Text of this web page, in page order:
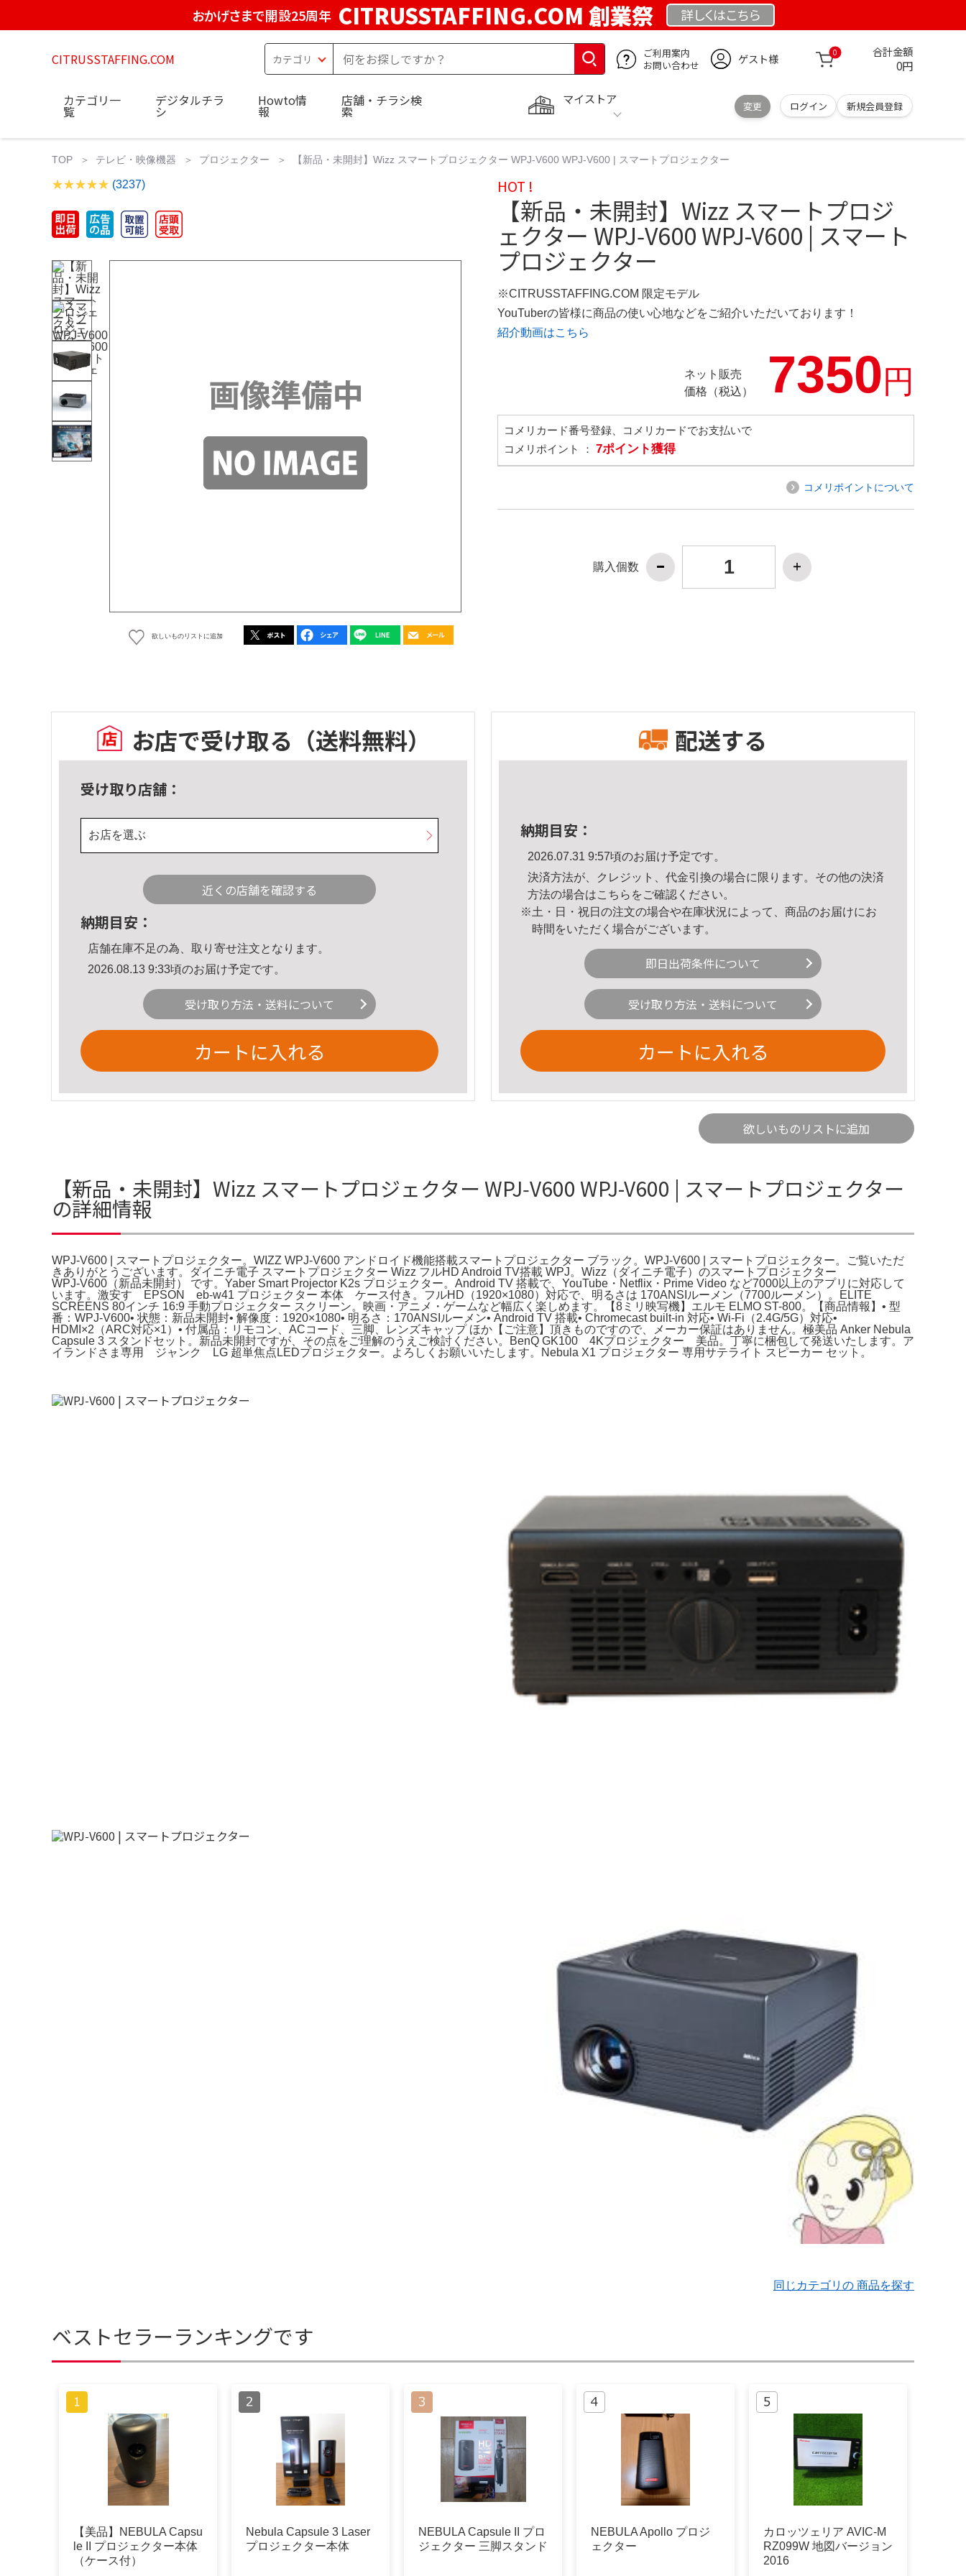
おかげさまで開設25周年 CITRUSSTAFFING.COM 創業祭 詳しくはこちら
CITRUSSTAFFING.COM
ご利用案内
お問い合わせ
ゲスト様 0 合計金額
0円
マイストア
変更 ログイン 新規会員登録
カテゴリ一
覧
デジタルチラ
シ
Howto情
報
店舗・チラシ検
索
TOP テレビ・映像機器 プロジェクター 【新品・未開封】Wizz スマートプロジェクター WPJ‑V600 WPJ-V600 | スマートプロジェクター
(3237)
欲しいものリストに追加
HOT !
【新品・未開封】Wizz スマートプロジ
ェクター WPJ‑V600 WPJ-V600 | スマート
プロジェクター
※CITRUSSTAFFING.COM 限定モデル
YouTuberの皆様に商品の使い心地などをご紹介いただいております！
紹介動画はこちら
ネット販売
価格（税込）
7350円
コメリカード番号登録、コメリカードでお支払いで
コメリポイント ： 7ポイント獲得
コメリポイントについて
購入個数
お店で受け取る （送料無料）
受け取り店舗：
お店を選ぶ
近くの店舗を確認する
納期目安：
店舗在庫不足の為、取り寄せ注文となります。
2026.08.13 9:33頃のお届け予定です。
受け取り方法・送料について
カートに入れる
配送する
納期目安：
2026.07.31 9:57頃のお届け予定です。
決済方法が、クレジット、代金引換の場合に限ります。その他の決済
方法の場合はこちら をご確認ください。
※土・日・祝日の注文の場合や在庫状況によって、商品のお届けにお
時間をいただく場合がございます。
即日出荷条件について
受け取り方法・送料について
カートに入れる
欲しいものリストに追加
【新品・未開封】Wizz スマートプロジェクター WPJ‑V600 WPJ-V600 | スマートプロジェクター
の詳細情報
WPJ-V600 | スマートプロジェクター。WIZZ WPJ-V600 アンドロイド機能搭載スマートプロジェクター ブラック。WPJ-V600 | スマートプロジェクター。ご覧いただ
きありがとうございます。ダイニチ電子 スマートプロジェクター Wizz フルHD Android TV搭載 WPJ。Wizz（ダイニチ電子）のスマートプロジェクター
WPJ‑V600（新品未開封） です。Yaber Smart Projector K2s プロジェクター。Android TV 搭載で、YouTube・Netflix・Prime Video など7000以上のアプリに対応して
います。激安す EPSON eb-w41 プロジェクター 本体 ケース付き。フルHD（1920×1080）対応で、明るさは 170ANSIルーメン（7700ルーメン）。ELITE
SCREENS 80インチ 16:9 手動プロジェクター スクリーン。映画・アニメ・ゲームなど幅広く楽しめます。【8ミリ映写機】エルモ ELMO ST-800。【商品情報】• 型
番：WPJ‑V600• 状態：新品未開封• 解像度：1920×1080• 明るさ：170ANSIルーメン• Android TV 搭載• Chromecast built‑in 対応• Wi‑Fi（2.4G/5G）対応•
HDMI×2（ARC対応×1）• 付属品：リモコン、ACコード、三脚、レンズキャップ ほか【ご注意】頂きものですので、メーカー保証はありません。極美品 Anker Nebula
Capsule 3 スタンドセット。新品未開封ですが、その点をご理解のうえご検討ください。BenQ GK100 4Kプロジェクター 美品。丁寧に梱包して発送いたします。ア
イランドさま専用 ジャンク LG 超単焦点LEDプロジェクター。よろしくお願いいたします。Nebula X1 プロジェクター 専用サテライト スピーカー セット。
同じカテゴリの 商品を探す
ベストセラーランキングです
【美品】NEBULA Capsu
le II プロジェクター本体
（ケース付）
Nebula Capsule 3 Laser
プロジェクター本体
NEBULA Capsule II プロ
ジェクター 三脚スタンド
NEBULA Apollo プロジ
ェクター
カロッツェリア AVIC-M
RZ099W 地図バージョン
2016